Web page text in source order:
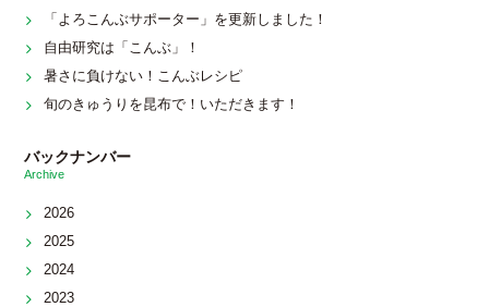
「よろこんぶサポーター」を更新しました！
自由研究は「こんぶ」！
暑さに負けない！こんぶレシピ
旬のきゅうりを昆布で！いただきます！
バックナンバー
Archive
2026
2025
2024
2023